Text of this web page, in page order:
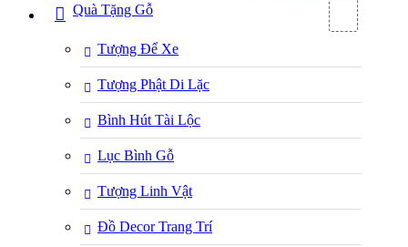
Quà Tặng Gỗ
Tượng Để Xe
Tượng Phật Di Lặc
Bình Hút Tài Lộc
Lục Bình Gỗ
Tượng Linh Vật
Đồ Decor Trang Trí